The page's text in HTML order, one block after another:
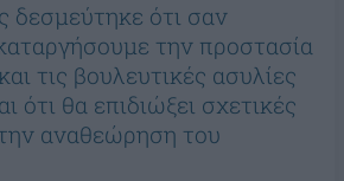
δεσμεύτηκε ότι σαν
την προστασία
τις βουλευτικές ασυλίες
ότι θα επιδιώξει σχετικές
αναθεώρηση του